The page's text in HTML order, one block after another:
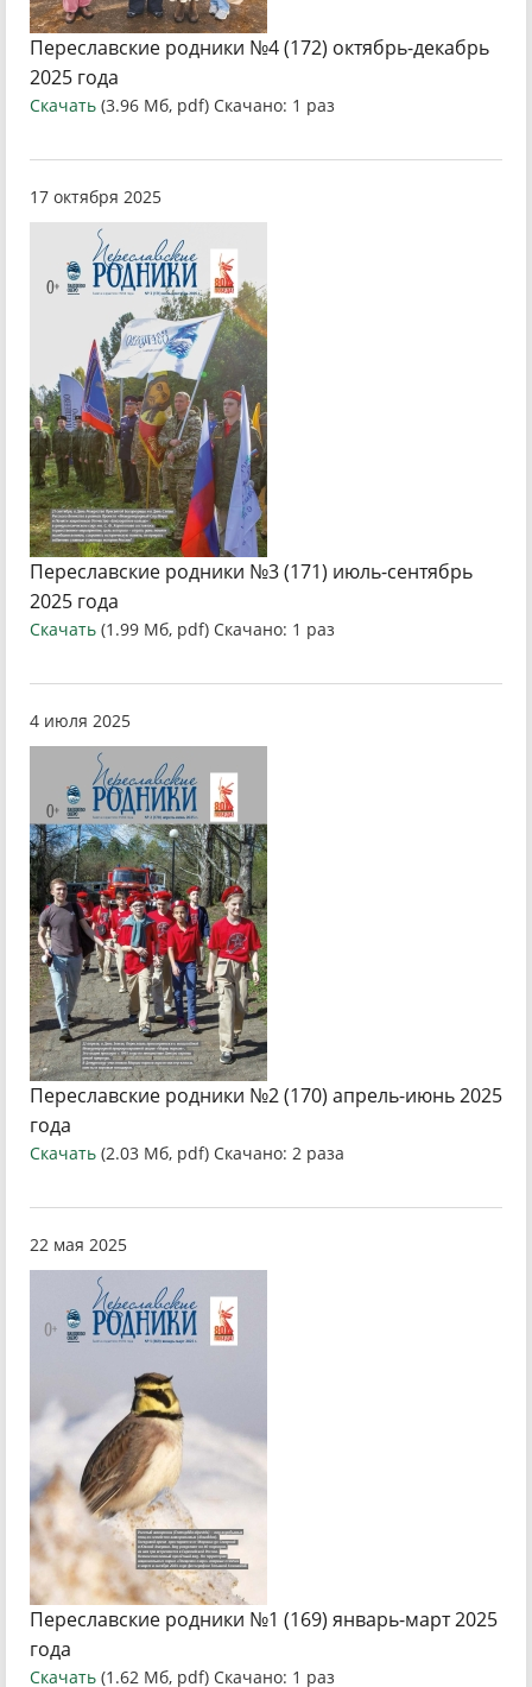
Переславские родники №4 (172) октябрь-декабрь
2025 года
Скачать (3.96 Мб, pdf) Скачано: 1 раз
17 октября 2025
Переславские родники №3 (171) июль-сентябрь
2025 года
Скачать (1.99 Мб, pdf) Скачано: 1 раз
4 июля 2025
Переславские родники №2 (170) апрель-июнь 2025
года
Скачать (2.03 Мб, pdf) Скачано: 2 раза
22 мая 2025
Переславские родники №1 (169) январь-март 2025
года
Скачать (1.62 Мб, pdf) Скачано: 1 раз